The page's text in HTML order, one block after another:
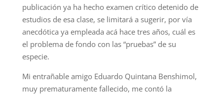
publicación ya ha hecho examen crítico detenido de
estudios de esa clase, se limitará a sugerir, por vía
anecdótica ya empleada acá hace tres años, cuál es
el problema de fondo con las “pruebas” de su
especie.
Mi entrañable amigo Eduardo Quintana Benshimol,
muy prematuramente fallecido, me contó la